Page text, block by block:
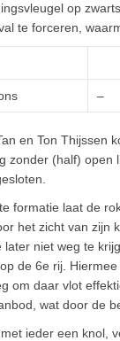
op
te forceren,
–
en Ton Thijssen
zonder (half)
formatie laat de
het zicht van zijn
niet weg te
de 6e rij.
om daar vlot
wat door de
ieder een knol,